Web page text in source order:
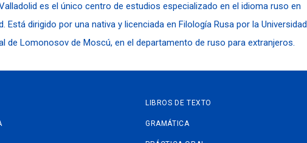
es el único centro de estudios especializado en el idioma ruso en
Está dirigido por una nativa y licenciada en Filología Rusa por la Universidad
de Lomonosov de Moscú, en el departamento de ruso para extranjeros.
LIBROS DE TEXTO
GRAMÁTICA